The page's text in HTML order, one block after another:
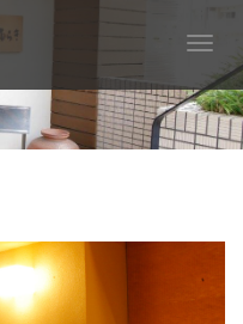
T
g
g
l
i